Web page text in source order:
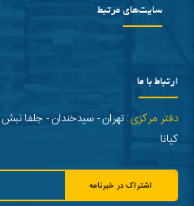
سایت‌های مرتبط
ارتباط با ما
دفتر مرکزی:
کیانا
اشتراک در خبرنامه